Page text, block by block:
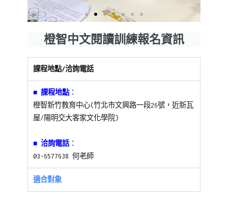
橙智中文閱讀訓練報名資訊
課程地點/洽詢電話
■ 課程地點：
橙智新竹教育中心(竹北市文興路一段26號，近新瓦
屋/陽明交大客家文化學院)
■ 洽詢電話：
03-6577638 何老師
適合對象